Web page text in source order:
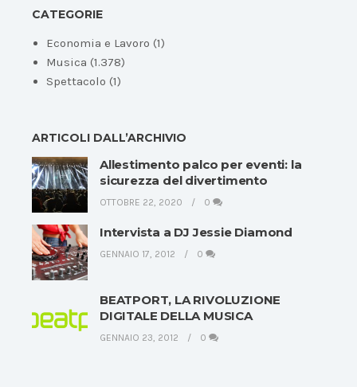
CATEGORIE
Economia e Lavoro (1)
Musica (1.378)
Spettacolo (1)
ARTICOLI DALL’ARCHIVIO
Allestimento palco per eventi: la
sicurezza del divertimento
OTTOBRE 22, 2020 0
Intervista a DJ Jessie Diamond
GENNAIO 17, 2012 0
BEATPORT, LA RIVOLUZIONE
DIGITALE DELLA MUSICA
GENNAIO 23, 2012 0